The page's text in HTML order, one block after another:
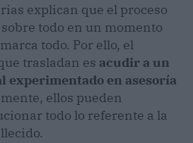
explican que el proceso
todo en un momento
todo. Por ello, el
trasladan es acudir a un
experimentado en asesoría
ellos pueden
todo lo referente a la